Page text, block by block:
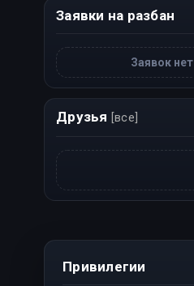
Заявки на разбан
Заявок нет
Друзья [все]
Привилегии